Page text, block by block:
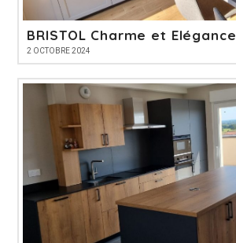
BRISTOL Charme et Elégance
2 OCTOBRE 2024